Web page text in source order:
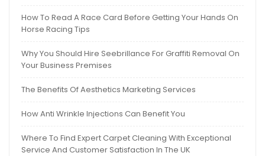
How To Read A Race Card Before Getting Your Hands On
Horse Racing Tips
Why You Should Hire Seebrillance For Graffiti Removal On
Your Business Premises
The Benefits Of Aesthetics Marketing Services
How Anti Wrinkle Injections Can Benefit You
Where To Find Expert Carpet Cleaning With Exceptional
Service And Customer Satisfaction In The UK